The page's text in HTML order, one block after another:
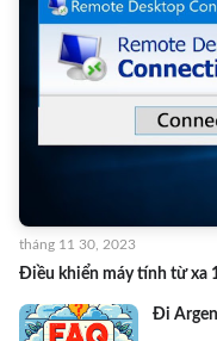
Điều khiển máy tính từ xa
tháng 11 30, 2023
Đi